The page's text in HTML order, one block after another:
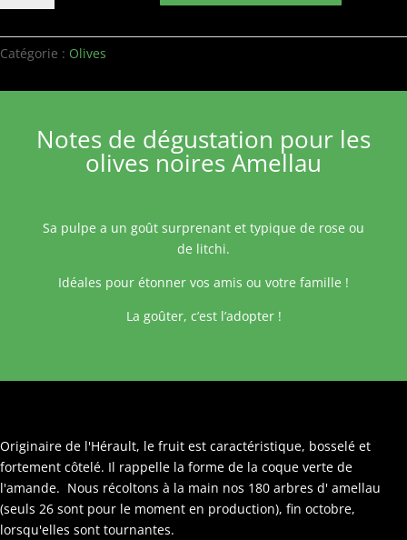
Olives
Amellau
Catégorie : Olives
Notes de dégustation pour les
olives noires Amellau
Sa pulpe a un goût surprenant et typique de rose ou
de litchi.
Idéales pour étonner vos amis ou votre famille !
La goûter, c’est l’adopter !
Originaire de l'Hérault, le fruit est caractéristique, bosselé et
fortement côtelé. Il rappelle la forme de la coque verte de
l'amande. Nous récoltons à la main nos 180 arbres d' amellau
(seuls 26 sont pour le moment en production), fin octobre,
lorsqu'elles sont tournantes.